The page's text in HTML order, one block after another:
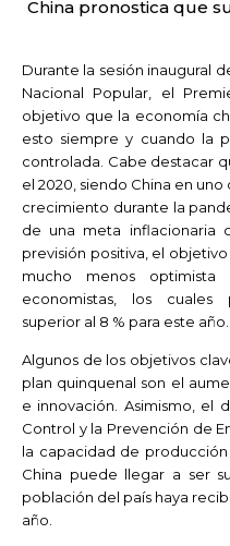
China pronostica que
Durante la sesión inaugural
Nacional Popular, el
objetivo que la economía
esto siempre y cuando la
controlada. Cabe destacar
el 2020, siendo China en
crecimiento durante la
de una meta inflacionaria
previsión positiva, el
mucho menos
economistas, los cuales
superior al 8 % para este año.
Algunos de los objetivos
plan quinquenal son el
e innovación. Asimismo, el
Control y la Prevención de
la capacidad de producción
China puede llegar a ser
población del país haya
año.